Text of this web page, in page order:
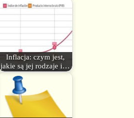
Inflacja: czym jest,
jakie są jej rodzaje i…